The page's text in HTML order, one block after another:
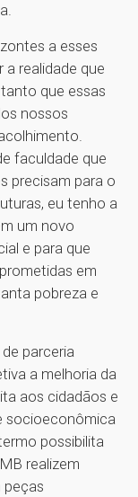
a esses
realidade que
que essas
nossos
faculdade que
precisam para o
eu tenho a
um novo
e para que
em
pobreza e
parceria
a melhoria da
aos cidadãos e
socioeconômica
possibilita
realizem
peças